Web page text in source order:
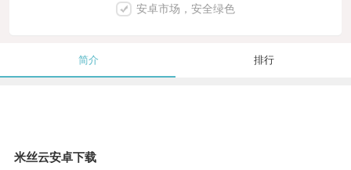
安卓市场，安全绿色
简介 排行
米丝云安卓下载